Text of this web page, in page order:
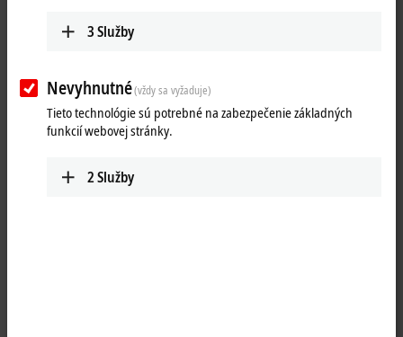
Naplánovat trasu (Google Maps)
3Služby
Nevyhnutné(vždy sa vyžaduje)
Tieto technológie sú potrebné na zabezpečenie základných
funkcií webovej stránky.
2Služby